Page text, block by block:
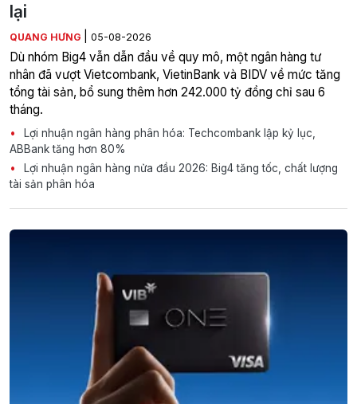
lại
QUANG HƯNG 05-08-2026
Dù nhóm Big4 vẫn dẫn đầu về quy mô, một ngân hàng tư
nhân đã vượt Vietcombank, VietinBank và BIDV về mức tăng
tổng tài sản, bổ sung thêm hơn 242.000 tỷ đồng chỉ sau 6
tháng.
Lợi nhuận ngân hàng phân hóa: Techcombank lập kỷ lục,
ABBank tăng hơn 80%
Lợi nhuận ngân hàng nửa đầu 2026: Big4 tăng tốc, chất lượng
tài sản phân hóa